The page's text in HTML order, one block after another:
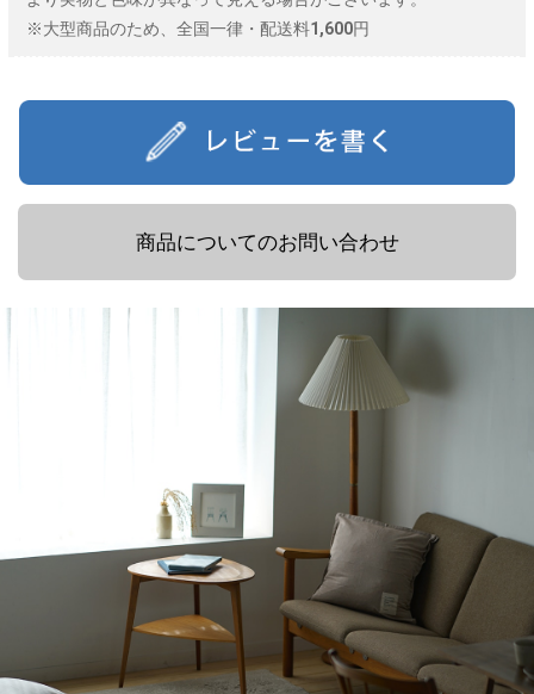
※大型商品のため、全国一律・配送料1,600円
商品についてのお問い合わせ